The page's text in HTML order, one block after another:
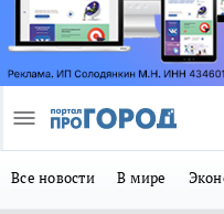
Все новости В мире